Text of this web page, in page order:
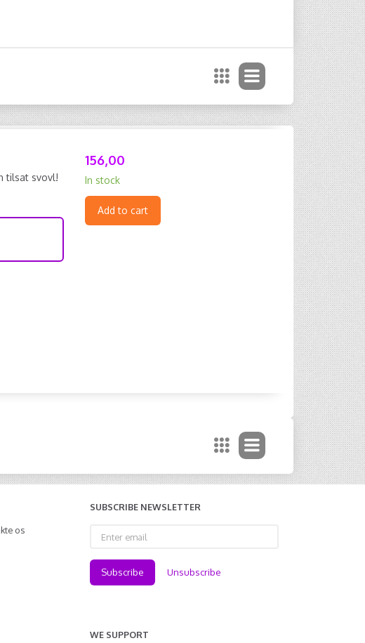
tilsat svovl!
156,00
In stock
Add to cart
os
SUBSCRIBE NEWSLETTER
email
Subscribe Unsubscribe
WE SUPPORT